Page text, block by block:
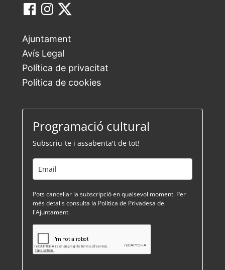
Ajuntament
Avís Legal
Política de privacitat
Política de cookies
Programació cultural
Subscriu-te i assabenta't de tot!
Pots cancel·lar la subscripció en qualsevol moment. Per
més detalls consulta la Política de Privadesa de
l'Ajuntament.